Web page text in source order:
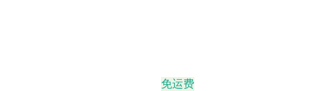
免运费